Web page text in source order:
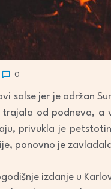
0
salse jer je održan
od podneva, a
privukla je
ponovno je
izdanje u